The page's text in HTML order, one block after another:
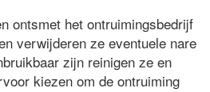
ontsmet het ontruimingsbedrijf
verwijderen ze eventuele nare
zijn reinigen ze en
kiezen om de ontruiming